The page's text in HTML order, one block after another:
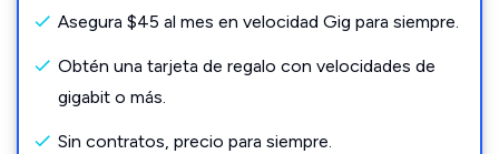
Asegura $45 al mes en velocidad Gig para siempre.
Obtén una tarjeta de regalo con velocidades de
gigabit o más.
Sin contratos, precio para siempre.